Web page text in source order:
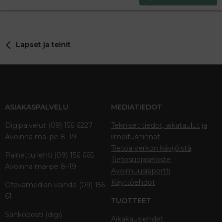
Lapset ja teinit
ASIAKASPALVELU
Digipalvelut (09) 156 6227
Avoinna ma–pe 8–19
Painettu lehti (09) 156 665
Avoinna ma–pe 8–19
Otavamedian vaihde (09) 156
61
Sähköposti (digi)
MEDIATIEDOT
Tekniset tiedot, aikataulut ja
ilmoitushinnat
Tietoa verkon kävijöistä
Tietosuojaseloste
Avoimuusraportti
Käyttöehdot
TUOTTEET
Aikakauslehdet